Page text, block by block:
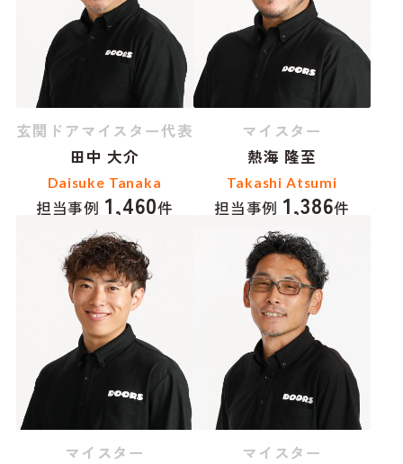
玄関ドアマイスター代表
田中 大介
Daisuke Tanaka
担当事例 1,460件
マイスター
熱海 隆至
Takashi Atsumi
担当事例 1,386件
マイスター
マイスター